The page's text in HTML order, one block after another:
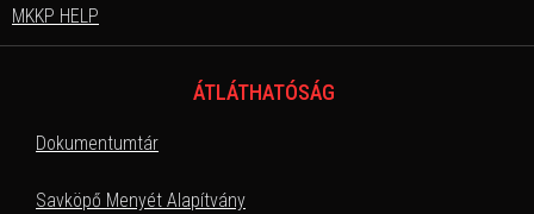
MKKP HELP
ÁTLÁTHATÓSÁG
Dokumentumtár
Savköpő Menyét Alapítvány